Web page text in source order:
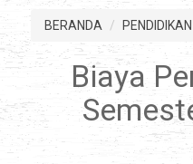
BERANDA PENDIDIKAN
Biaya